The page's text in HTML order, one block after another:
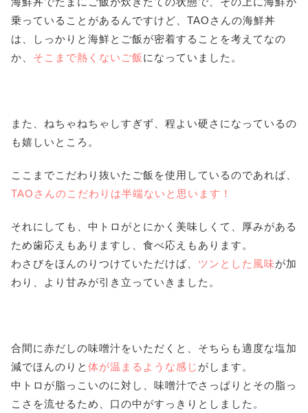
乗っていることがあるんですけど、TAOさんの海鮮丼
は、しっかりと海鮮とご飯が密着することを考えてなの
か、 そこまで熱くないご飯 になっていました。
また、ねちゃねちゃしすぎず、程よい硬さになっているの
も嬉しいところ。
ここまでこだわり抜いたご飯を使用しているのであれば、
TAOさんのこだわりは半端ないと思います！
それにしても、中トロがとにかく美味しくて、厚みがある
ため歯応えもありますし、食べ応えもあります。
わさびをほんのりつけていただけば、 ツンとした風味が加
わり、より甘みが引き立っていきました。
合間に赤だしの味噌汁をいただくと、そちらも適度な塩加
減でほんのりと 体が温まるような感じ がします。
中トロが脂っこいのに対し、味噌汁でさっぱりとその脂っ
こさを流せるため、口の中がすっきりとしました。